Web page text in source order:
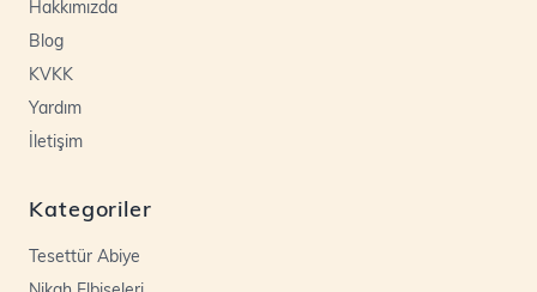
Hakkımızda
Blog
KVKK
Yardım
İletişim
Kategoriler
Tesettür Abiye